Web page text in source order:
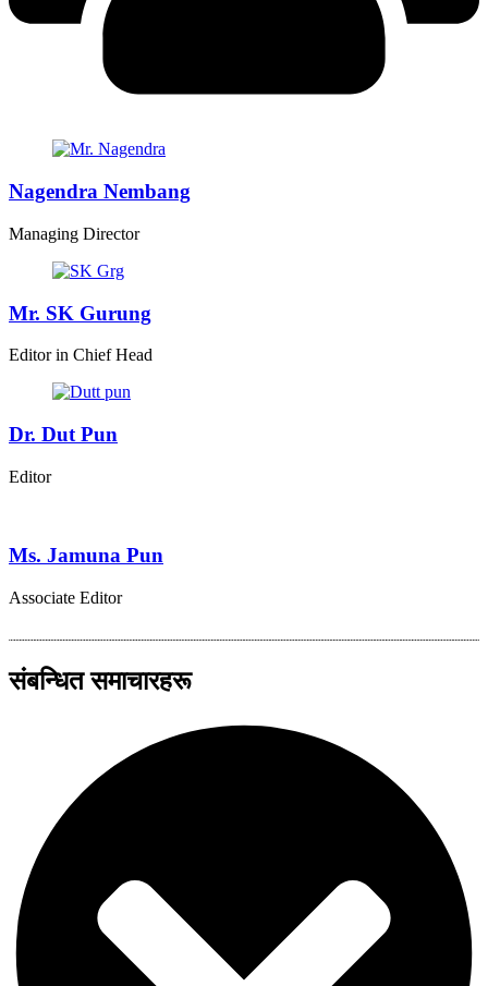
Nagendra Nembang
Managing Director
Mr. SK Gurung
Editor in Chief Head
Dr. Dut Pun
Editor
Ms. Jamuna Pun
Associate Editor
संबन्धित समाचारहरू